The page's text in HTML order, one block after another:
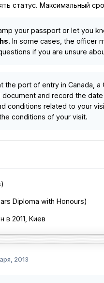
статус. Максимальный
your passport or let you
In some cases, the officer
if you are unsure
the port of entry in Canada,
and record the
conditions related to your
conditions of your visit.
Diploma with Honours)
в 2011, Киев
2013